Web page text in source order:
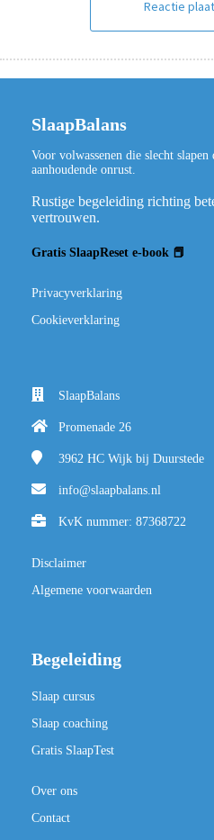
Reactie
SlaapBalans
Voor volwassenen die slecht slapen
aanhoudende onrust.
Rustige begeleiding richting
vertrouwen.
Gratis SlaapReset e-book 📕
Privacyverklaring
Cookieverklaring
SlaapBalans
Promenade 26
3962 HC Wijk bij Duurstede
info@slaapbalans.nl
KvK nummer: 87368722
Disclaimer
Algemene voorwaarden
Begeleiding
Slaap cursus
Slaap coaching
Gratis SlaapTest
Over ons
Contact